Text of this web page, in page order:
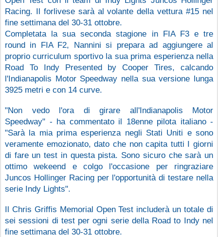
Racing. Il forlivese sarà al volante della vettura #15 nel
fine settimana del 30-31 ottobre.
Completata la sua seconda stagione in FIA F3 e tre
round in FIA F2, Nannini si prepara ad aggiungere al
proprio curriculum sportivo la sua prima esperienza nella
Road To Indy Presented by Cooper Tires, calcando
l'Indianapolis Motor Speedway nella sua versione lunga
3925 metri e con 14 curve.
"Non vedo l'ora di girare all'Indianapolis Motor
Speedway" - ha commentato il 18enne pilota italiano -
"Sarà la mia prima esperienza negli Stati Uniti e sono
veramente emozionato, dato che non capita tutti I giorni
di fare un test in questa pista. Sono sicuro che sarà un
ottimo wekeend e colgo l'occasione per ringraziare
Juncos Hollinger Racing per l'opportunità di testare nella
serie Indy Lights".
Il Chris Griffis Memorial Open Test includerà un totale di
sei sessioni di test per ogni serie della Road to Indy nel
fine settimana del 30-31 ottobre.